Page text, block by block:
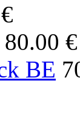
80.00 €
BE